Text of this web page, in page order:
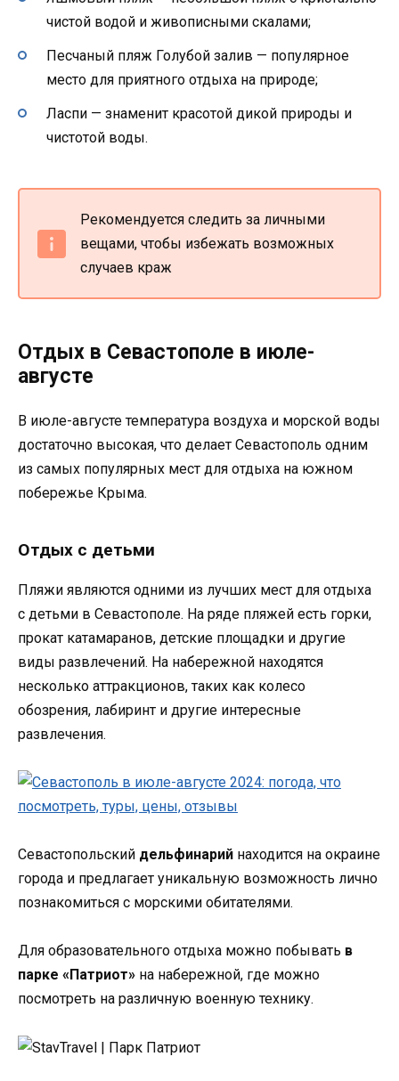
чистой водой и живописными скалами;
Песчаный пляж Голубой залив — популярное
место для приятного отдыха на природе;
Ласпи — знаменит красотой дикой природы и
чистотой воды.
Рекомендуется следить за личными
вещами, чтобы избежать возможных
случаев краж
Отдых в Севастополе в июле-
августе
В июле-августе температура воздуха и морской воды
достаточно высокая, что делает Севастополь одним
из самых популярных мест для отдыха на южном
побережье Крыма.
Отдых с детьми
Пляжи являются одними из лучших мест для отдыха
с детьми в Севастополе. На ряде пляжей есть горки,
прокат катамаранов, детские площадки и другие
виды развлечений. На набережной находятся
несколько аттракционов, таких как колесо
обозрения, лабиринт и другие интересные
развлечения.
Севастопольский дельфинарий находится на окраине
города и предлагает уникальную возможность лично
познакомиться с морскими обитателями.
Для образовательного отдыха можно побывать в
парке «Патриот» на набережной, где можно
посмотреть на различную военную технику.